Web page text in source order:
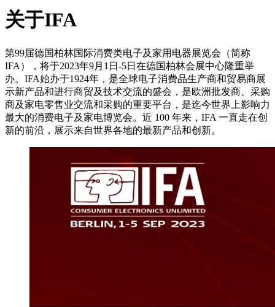
关于IFA
第99届德国柏林国际消费类电子及家用电器展览会（简称
IFA），将于2023年9月1日-5日在德国柏林会展中心隆重举
办。IFA始办于1924年，是全球电子消费品生产商和贸易商展
示新产品和进行商贸及技术交流的盛会，是欧洲批发商、采购
商及家电零售业交流和采购的重要平台，是迄今世界上影响力
最大的消费电子及家电博览会。近 100 年来，IFA 一直走在创
新的前沿，展示来自世界各地的最新产品和创新。